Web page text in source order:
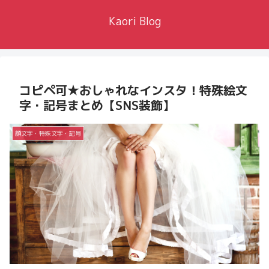
Kaori Blog
コピペ可★おしゃれなインスタ！特殊絵文
字・記号まとめ【SNS装飾】
顔文字・特殊文字・記号